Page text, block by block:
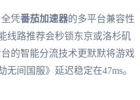
凭番茄加速器的多平台兼容性
线路推荐会秒锁东京或洛杉矶
的智能分流技术更默默将游戏
间国服》延迟稳定在47ms。